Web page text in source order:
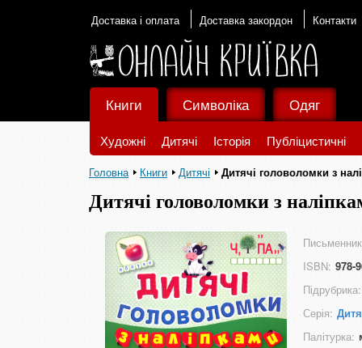
Доставка і оплата Доставка закордон Контакти
Книги
Художні Дитячі Історія Публіцистичні
Символіка Одяг
Головна Книги Дитячі Дитячі головоломки з
Дитячі головоломки з
ISBN: 978-
Підрубрика:
Серія:
Палітурка: